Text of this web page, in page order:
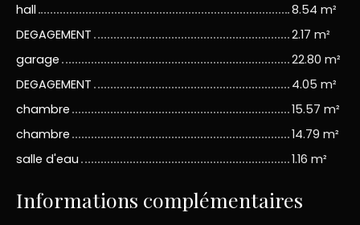
hall
8.54 m²
DEGAGEMENT
2.17 m²
garage
22.80 m²
DEGAGEMENT
4.05 m²
chambre
15.57 m²
chambre
14.79 m²
salle d'eau
1.16 m²
Informations complémentaires